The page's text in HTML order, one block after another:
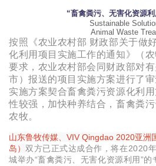
“畜禽粪污、无害化资源利
Sustainable
Animal Waste
按照《农业农村部 财政部关于做
化利用项目实施工作的通知》（
要求，农业农村部会同财政部对
市）报送的项目实施方案进行了
实施方案契合畜禽粪污资源化利
性较强，加快种养结合，畜禽粪
农牧。
山东鲁牧传媒、VIV Qingdao 2020亚洲
岛） 双方已正式达成合作，将在2020
城举办“畜禽粪污、无害化资源利用”